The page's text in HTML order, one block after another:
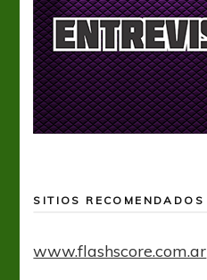
SITIOS RECOMENDADOS
www.flashscore.com.ar